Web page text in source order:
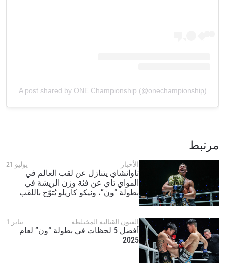
A post shared by ONE Championship (@onechampionship)
مرتبط
الأخبار يوليو 21
تاوانشاي يتنازل عن لقب العالم في
المواي تاي عن فئة وزن الريشة في
بطولة “ون”، ونيكو كاريلو يُتوّج باللقب
الفنون القتالية المختلطة يناير 1
أفضل 5 لحظات في بطولة “ون” لعام
2025